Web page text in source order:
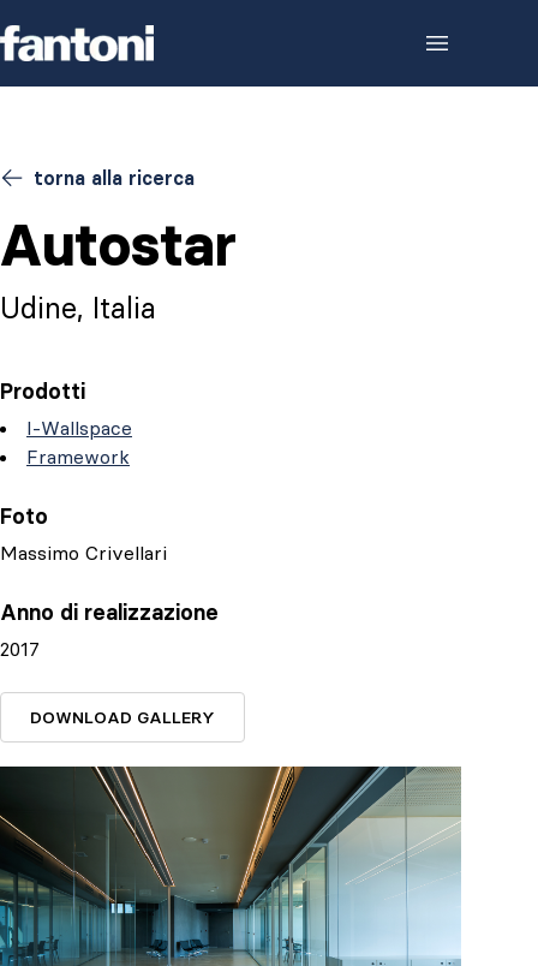
torna alla ricerca
Autostar
Udine, Italia
Prodotti
I-Wallspace
Framework
Foto
Massimo Crivellari
Anno di realizzazione
2017
DOWNLOAD GALLERY